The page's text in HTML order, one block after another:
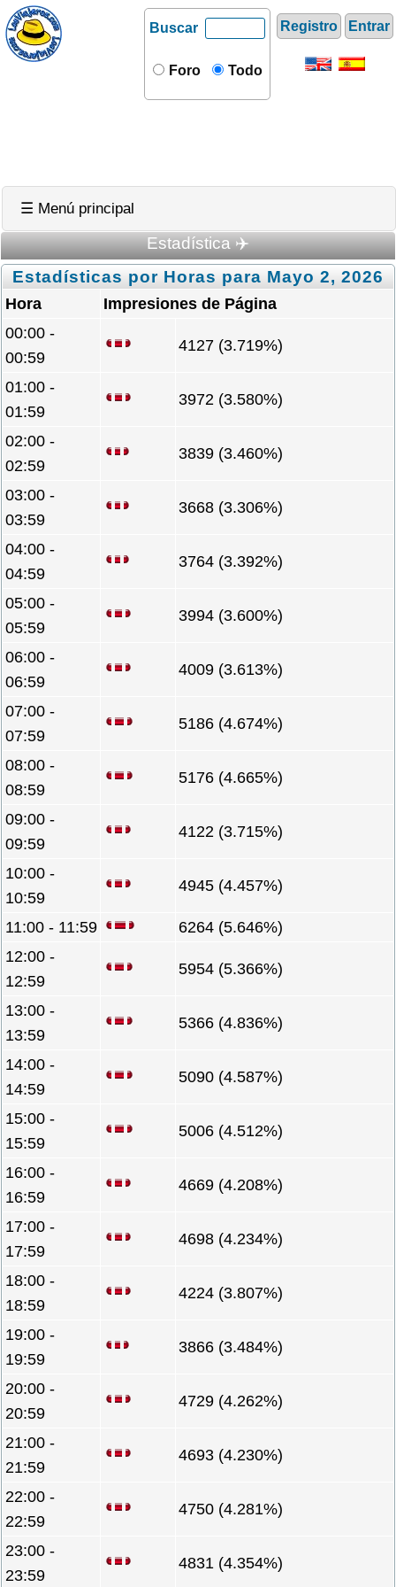
Registro Entrar
Buscar
Foro Todo
☰ Menú principal
Estadística ✈️
Estadísticas por Horas para Mayo 2, 2026
Hora
Impresiones de Página
00:00 -
00:59
4127 (3.719%)
01:00 -
01:59
3972 (3.580%)
02:00 -
02:59
3839 (3.460%)
03:00 -
03:59
3668 (3.306%)
04:00 -
04:59
3764 (3.392%)
05:00 -
05:59
3994 (3.600%)
06:00 -
06:59
4009 (3.613%)
07:00 -
07:59
5186 (4.674%)
08:00 -
08:59
5176 (4.665%)
09:00 -
09:59
4122 (3.715%)
10:00 -
10:59
4945 (4.457%)
11:00 - 11:59
6264 (5.646%)
12:00 -
12:59
5954 (5.366%)
13:00 -
13:59
5366 (4.836%)
14:00 -
14:59
5090 (4.587%)
15:00 -
15:59
5006 (4.512%)
16:00 -
16:59
4669 (4.208%)
17:00 -
17:59
4698 (4.234%)
18:00 -
18:59
4224 (3.807%)
19:00 -
19:59
3866 (3.484%)
20:00 -
20:59
4729 (4.262%)
21:00 -
21:59
4693 (4.230%)
22:00 -
22:59
4750 (4.281%)
23:00 -
23:59
4831 (4.354%)